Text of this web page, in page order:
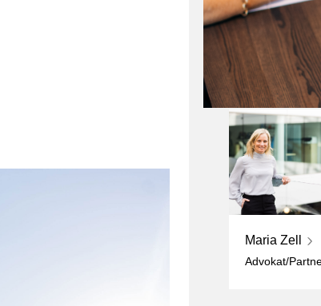
Maria Zell
Advokat/